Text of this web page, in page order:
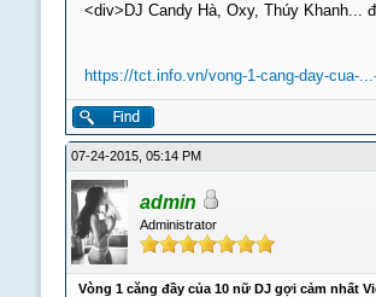
<div>DJ Candy Hà, Oxy, Thúy Khanh...
https://tct.info.vn/vong-1-cang-day-cua-
07-24-2015, 05:14 PM
admin
Administrator
Vòng 1 căng đầy của 10 nữ DJ gợi cảm nhất